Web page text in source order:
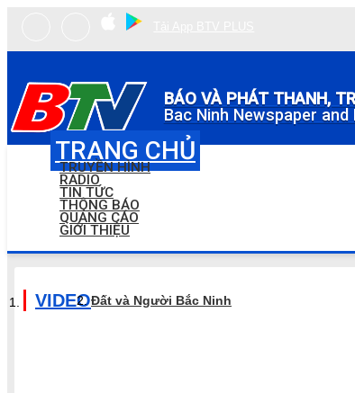
BÁO VÀ PHÁT THANH,
Bac Ninh Newspaper
TRANG CHỦ
TRUYỀN HÌNH
RADIO
TIN TỨC
THÔNG BÁO
QUẢNG CÁO
GIỚI THIỆU
VIDEOĐất và Người Bắc Ninh